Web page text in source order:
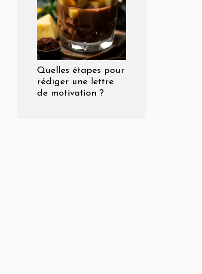
Quelles étapes pour
rédiger une lettre
de motivation ?